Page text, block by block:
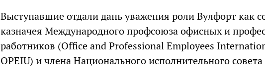
Выступавшие отдали дань уважения роли Вулфорт как
казначея Международного профсоюза офисных и
работников (Office and Professional Employees
OPEIU) и члена Национального исполнительного